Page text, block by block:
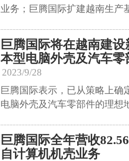
业务；巨腾国际扩建越南生产
巨腾国际将在越南建
本型电脑外壳及汽车零
2023/9/28
巨腾国际表示，已从策略上确
电脑外壳及汽车零部件的理想
巨腾国际全年营收
自计算机机壳业务